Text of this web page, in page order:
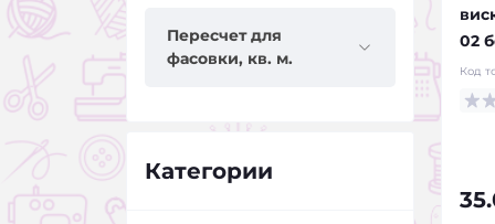
Пересчет для
фасовки, кв. м.
Категории
02
Код